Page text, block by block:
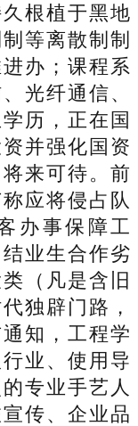
根植于黑地
等离散制制
办；课程系
光纤通信、
历，正在国
并强化国资
来可待。前
应将侵占队
办事保障工
业生合作劣
（凡是含旧
独辟门路，
知，工程学
业、使用导
专业手艺人
传、企业品